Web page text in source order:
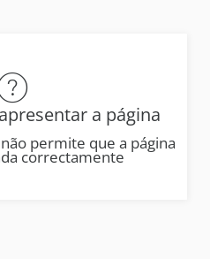
a página
permite que a página
correctamente